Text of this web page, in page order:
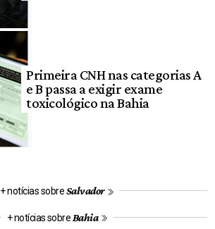
Primeira CNH nas categorias A
e B passa a exigir exame
toxicológico na Bahia
+ notícias sobreSalvador
+ notícias sobre Bahia